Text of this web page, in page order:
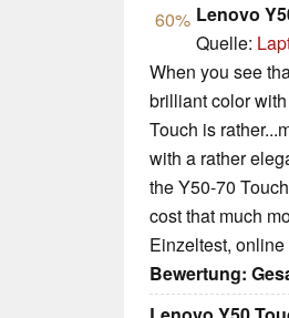
60% Lenovo
Quelle:
When you see
brilliant color
Touch is
with a rather
the Y50-70
cost that much
Einzeltest,
Bewertung: